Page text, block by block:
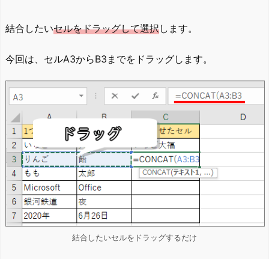
結合したいセルをドラッグして選択します。
今回は、セルA3からB3までをドラッグします。
結合したいセルをドラッグするだけ